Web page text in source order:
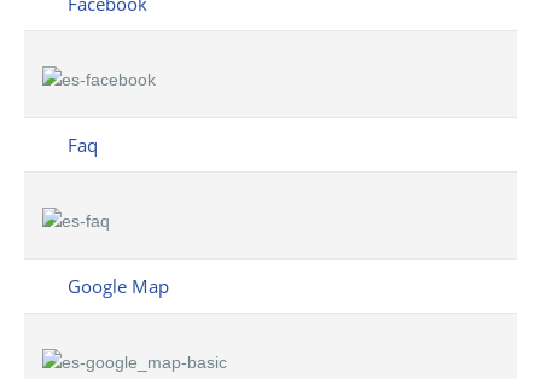
Faq
Google Map